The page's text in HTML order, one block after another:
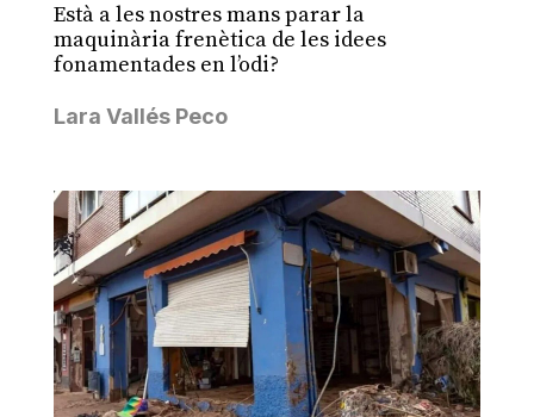
Està a les nostres mans parar la
maquinària frenètica de les idees
fonamentades en l’odi?
Lara Vallés Peco